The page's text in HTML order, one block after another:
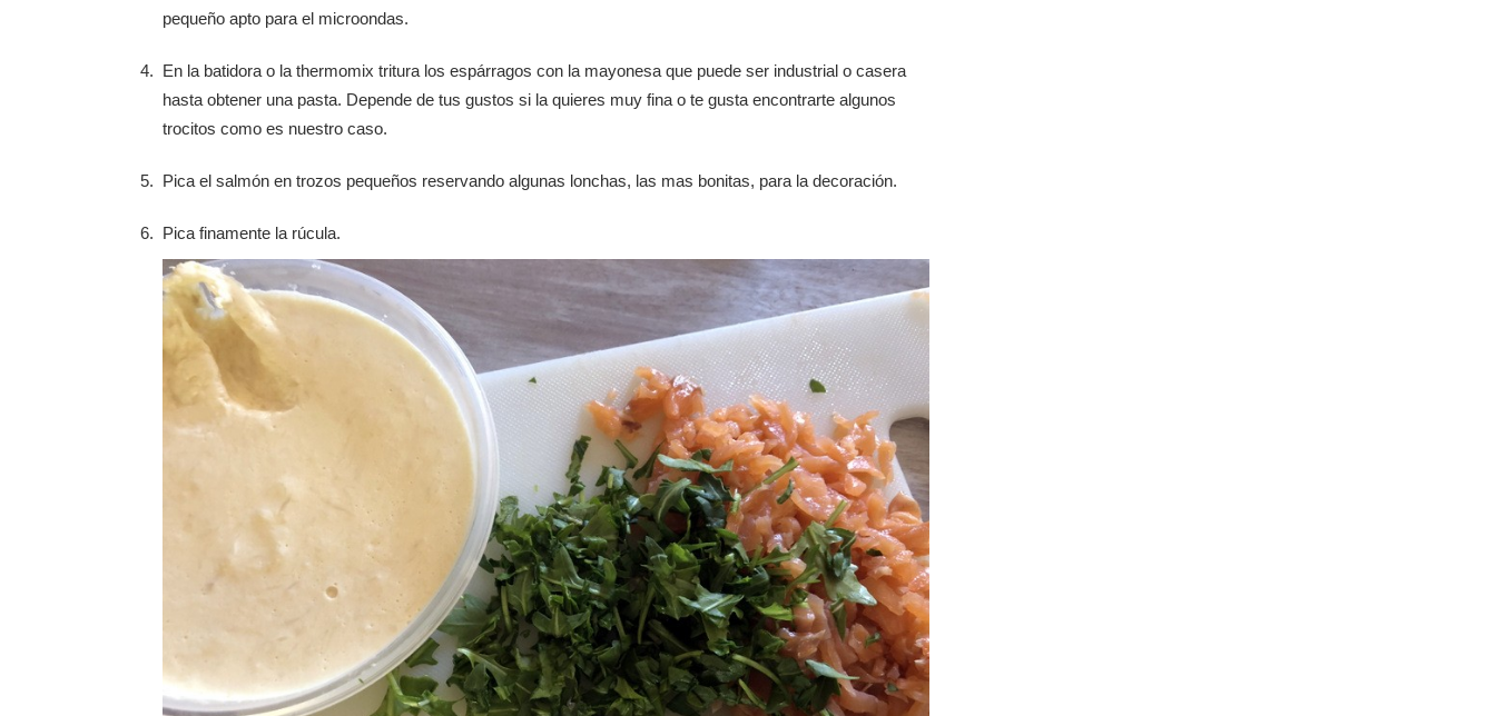
pequeño apto para el microondas.
En la batidora o la thermomix tritura los espárragos con la mayonesa que puede ser industrial o casera
hasta obtener una pasta. Depende de tus gustos si la quieres muy fina o te gusta encontrarte algunos
trocitos como es nuestro caso.
Pica el salmón en trozos pequeños reservando algunas lonchas, las mas bonitas, para la decoración.
Pica finamente la rúcula.